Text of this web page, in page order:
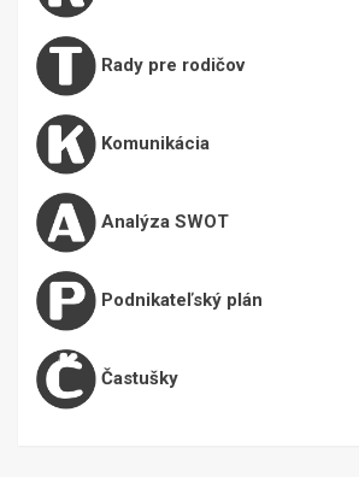
Rady pre rodičov
Komunikácia
Analýza SWOT
Podnikateľský plán
Častušky